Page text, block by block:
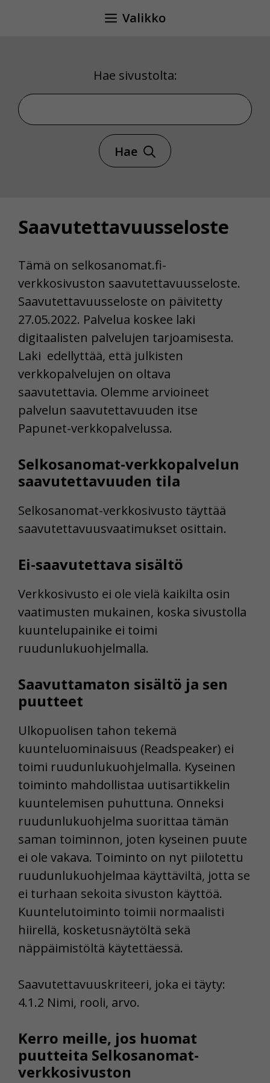
Valikko
Hae sivustolta:
Hae sivustolta
Hae
Saavutettavuusseloste
Tämä on selkosanomat.fi-
verkkosivuston saavutettavuusseloste.
Saavutettavuusseloste on päivitetty
27.05.2022. Palvelua koskee laki
digitaalisten palvelujen tarjoamisesta.
Laki edellyttää, että julkisten
verkkopalvelujen on oltava
saavutettavia. Olemme arvioineet
palvelun saavutettavuuden itse
Papunet-verkkopalvelussa.
Selkosanomat-verkkopalvelun
saavutettavuuden tila
Selkosanomat-verkkosivusto täyttää
saavutettavuusvaatimukset osittain.
Ei-saavutettava sisältö
Verkkosivusto ei ole vielä kaikilta osin
vaatimusten mukainen, koska sivustolla
kuuntelupainike ei toimi
ruudunlukuohjelmalla.
Saavuttamaton sisältö ja sen
puutteet
Ulkopuolisen tahon tekemä
kuunteluominaisuus (Readspeaker) ei
toimi ruudunlukuohjelmalla. Kyseinen
toiminto mahdollistaa uutisartikkelin
kuuntelemisen puhuttuna. Onneksi
ruudunlukuohjelma suorittaa tämän
saman toiminnon, joten kyseinen puute
ei ole vakava. Toiminto on nyt piilotettu
ruudunlukuohjelmaa käyttäviltä, jotta se
ei turhaan sekoita sivuston käyttöä.
Kuuntelutoiminto toimii normaalisti
hiirellä, kosketusnäytöltä sekä
näppäimistöltä käytettäessä.
Saavutettavuuskriteeri, joka ei täyty:
4.1.2 Nimi, rooli, arvo.
Kerro meille, jos huomat
puutteita Selkosanomat-
verkkosivuston